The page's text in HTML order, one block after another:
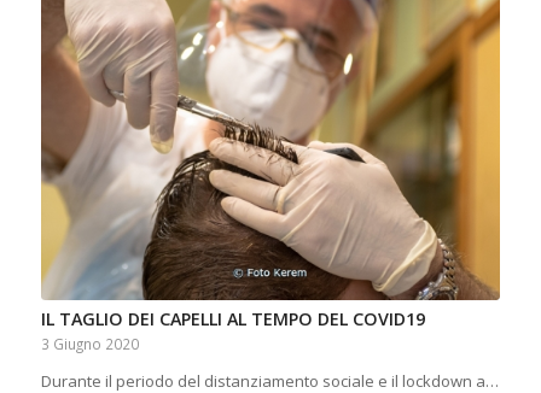
IL TAGLIO DEI CAPELLI AL TEMPO DEL COVID19
3 Giugno 2020
Durante il periodo del distanziamento sociale e il lockdown a…